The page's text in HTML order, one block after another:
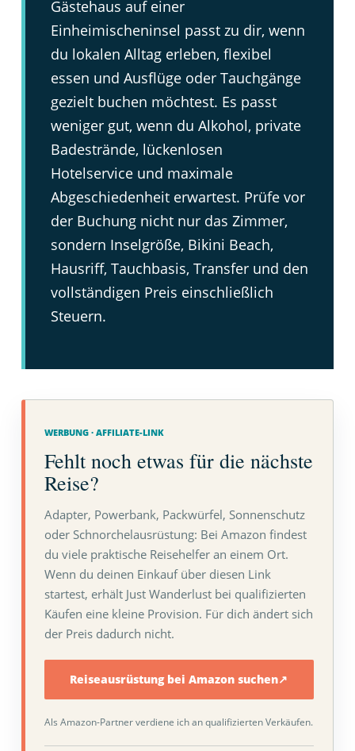
Gästehaus auf einer
Einheimischeninsel passt zu dir, wenn
du lokalen Alltag erleben, flexibel
essen und Ausflüge oder Tauchgänge
gezielt buchen möchtest. Es passt
weniger gut, wenn du Alkohol, private
Badestrände, lückenlosen
Hotelservice und maximale
Abgeschiedenheit erwartest. Prüfe vor
der Buchung nicht nur das Zimmer,
sondern Inselgröße, Bikini Beach,
Hausriff, Tauchbasis, Transfer und den
vollständigen Preis einschließlich
Steuern.
WERBUNG · AFFILIATE-LINK
Fehlt noch etwas für die nächste
Reise?
Adapter, Powerbank, Packwürfel, Sonnenschutz
oder Schnorchelausrüstung: Bei Amazon findest
du viele praktische Reisehelfer an einem Ort.
Wenn du deinen Einkauf über diesen Link
startest, erhält Just Wanderlust bei qualifizierten
Käufen eine kleine Provision. Für dich ändert sich
der Preis dadurch nicht.
Reiseausrüstung bei Amazon suchen↗
Als Amazon-Partner verdiene ich an qualifizierten Verkäufen.